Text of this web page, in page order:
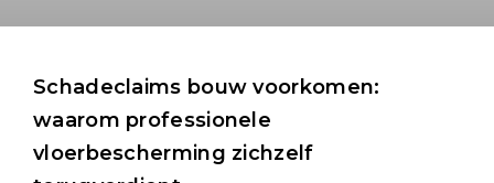
Schadeclaims bouw voorkomen:
waarom professionele
vloerbescherming zichzelf